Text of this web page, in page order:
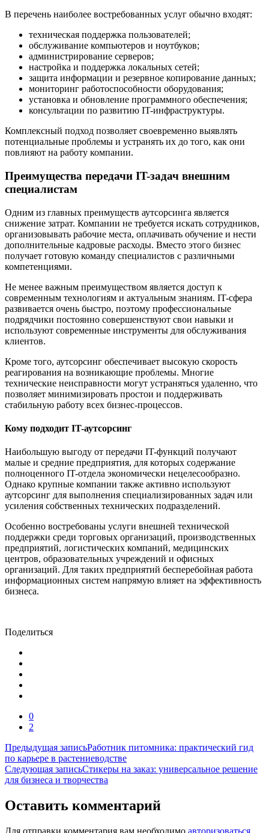
В перечень наиболее востребованных услуг обычно входят:
техническая поддержка пользователей;
обслуживание компьютеров и ноутбуков;
администрирование серверов;
настройка и поддержка локальных сетей;
защита информации и резервное копирование данных;
мониторинг работоспособности оборудования;
установка и обновление программного обеспечения;
консультации по развитию IT-инфраструктуры.
Комплексный подход позволяет своевременно выявлять
потенциальные проблемы и устранять их до того, как они
повлияют на работу компании.
Преимущества передачи IT-задач внешним
специалистам
Одним из главных преимуществ аутсорсинга является
снижение затрат. Компании не требуется искать сотрудников,
организовывать рабочие места, оплачивать обучение и нести
дополнительные кадровые расходы. Вместо этого бизнес
получает готовую команду специалистов с различными
компетенциями.
Не менее важным преимуществом является доступ к
современным технологиям и актуальным знаниям. IT-сфера
развивается очень быстро, поэтому профессиональные
подрядчики постоянно совершенствуют свои навыки и
используют современные инструменты для обслуживания
клиентов.
Кроме того, аутсорсинг обеспечивает высокую скорость
реагирования на возникающие проблемы. Многие
технические неисправности могут устраняться удаленно, что
позволяет минимизировать простои и поддерживать
стабильную работу всех бизнес-процессов.
Кому подходит IT-аутсорсинг
Наибольшую выгоду от передачи IT-функций получают
малые и средние предприятия, для которых содержание
полноценного IT-отдела экономически нецелесообразно.
Однако крупные компании также активно используют
аутсорсинг для выполнения специализированных задач или
усиления собственных технических подразделений.
Особенно востребованы услуги внешней технической
поддержки среди торговых организаций, производственных
предприятий, логистических компаний, медицинских
центров, образовательных учреждений и офисных
организаций. Для таких предприятий бесперебойная работа
информационных систем напрямую влияет на эффективность
бизнеса.
Поделиться
0
2
Навигация
по
записям
Предыдущая записьРаботник питомника: практический гид
по карьере в растениеводстве
Следующая записьСтикеры на заказ: универсальное решение
для бизнеса и творчества
Оставить комментарий
Для отправки комментария вам необходимо авторизоваться